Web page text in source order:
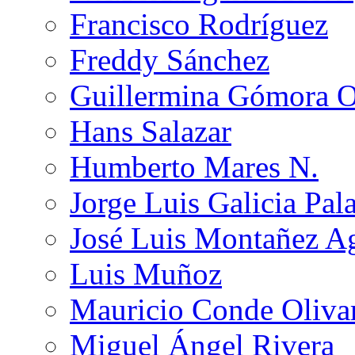
Francisco Rodríguez
Freddy Sánchez
Guillermina Gómora
Hans Salazar
Humberto Mares N.
Jorge Luis Galicia
José Luis Montañez
Luis Muñoz
Mauricio Conde
Miguel Ángel Rivera